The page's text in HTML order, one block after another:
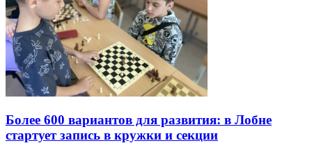
Более 600 вариантов для развития: в Лобне
стартует запись в кружки и секции